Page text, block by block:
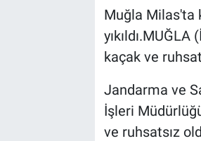
Muğla Milas'ta
kaçak ve
Jandarma ve
İşleri
ve ruhsatsız